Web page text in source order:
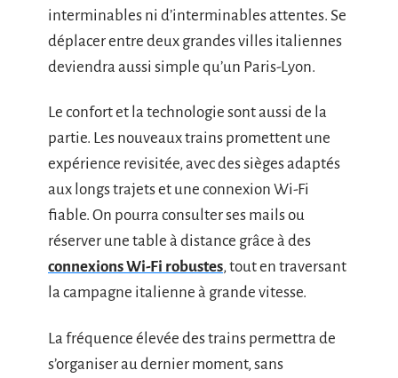
interminables ni d’interminables attentes. Se
déplacer entre deux grandes villes italiennes
deviendra aussi simple qu’un Paris-Lyon.
Le confort et la technologie sont aussi de la
partie. Les nouveaux trains promettent une
expérience revisitée, avec des sièges adaptés
aux longs trajets et une connexion Wi-Fi
fiable. On pourra consulter ses mails ou
réserver une table à distance grâce à des
connexions Wi-Fi robustes, tout en traversant
la campagne italienne à grande vitesse.
La fréquence élevée des trains permettra de
s’organiser au dernier moment, sans